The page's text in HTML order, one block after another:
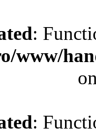
:
www/
: